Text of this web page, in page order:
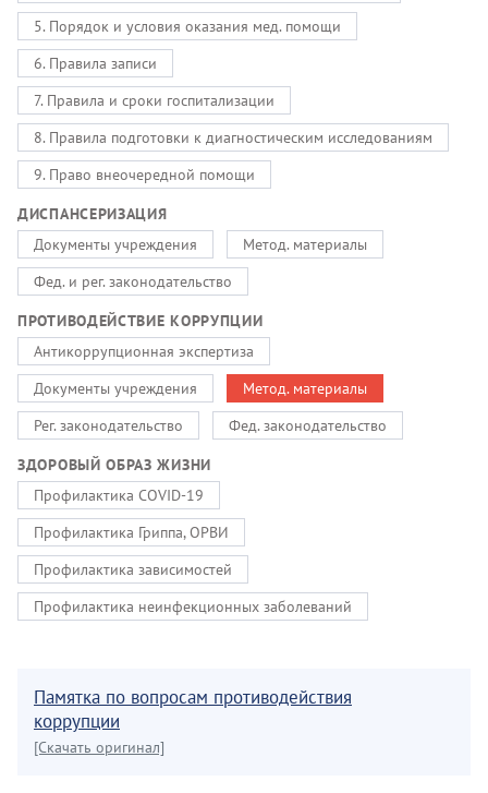
5. Порядок и условия оказания мед. помощи
6. Правила записи
7. Правила и сроки госпитализации
8. Правила подготовки к диагностическим исследованиям
9. Право внеочередной помощи
ДИСПАНСЕРИЗАЦИЯ
Документы учреждения
Метод. материалы
Фед. и рег. законодательство
ПРОТИВОДЕЙСТВИЕ КОРРУПЦИИ
Антикоррупционная экспертиза
Документы учреждения
Метод. материалы
Рег. законодательство
Фед. законодательство
ЗДОРОВЫЙ ОБРАЗ ЖИЗНИ
Профилактика COVID-19
Профилактика Гриппа, ОРВИ
Профилактика зависимостей
Профилактика неинфекционных заболеваний
Памятка по вопросам противодействия
коррупции
[Скачать оригинал]